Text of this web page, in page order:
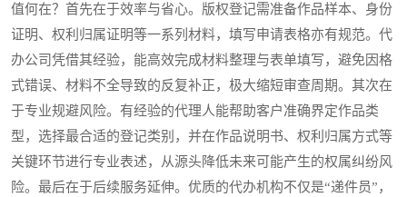
值何在？首先在于效率与省心。版权登记需准备作品样本、身份
证明、权利归属证明等一系列材料，填写申请表格亦有规范。代
办公司凭借其经验，能高效完成材料整理与表单填写，避免因格
式错误、材料不全导致的反复补正，极大缩短审查周期。其次在
于专业规避风险。有经验的代理人能帮助客户准确界定作品类
型，选择最合适的登记类别，并在作品说明书、权利归属方式等
关键环节进行专业表述，从源头降低未来可能产生的权属纠纷风
险。最后在于后续服务延伸。优质的代办机构不仅是“递件员”，